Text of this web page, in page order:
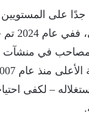
جدًا على المستويين
في منشآت
– لكفى